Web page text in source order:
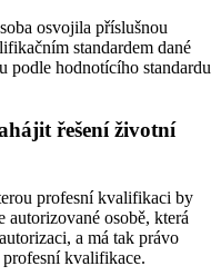
osvojila příslušnou
standardem dané
podle hodnotícího standardu
řešení životní
profesní kvalifikaci by
autorizované osobě, která
a má tak právo
kvalifikace.